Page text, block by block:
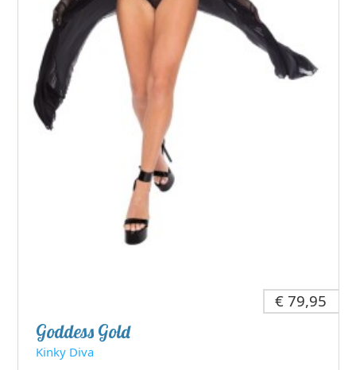
€ 79,95
Goddess Gold
Kinky Diva